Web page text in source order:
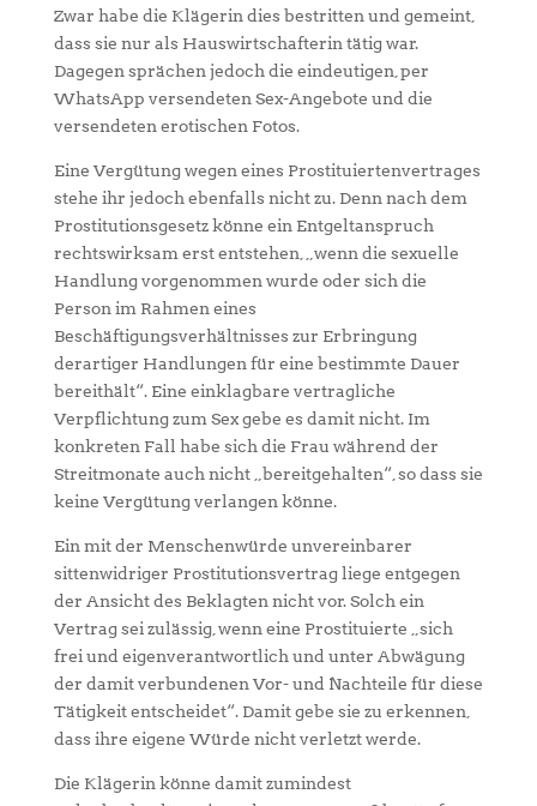
Zwar habe die Klägerin dies bestritten und gemeint,
dass sie nur als Hauswirtschafterin tätig war.
Dagegen sprächen jedoch die eindeutigen, per
WhatsApp versendeten Sex-Angebote und die
versendeten erotischen Fotos.
Eine Vergütung wegen eines Prostituiertenvertrages
stehe ihr jedoch ebenfalls nicht zu. Denn nach dem
Prostitutionsgesetz könne ein Entgeltanspruch
rechtswirksam erst entstehen, „wenn die sexuelle
Handlung vorgenommen wurde oder sich die
Person im Rahmen eines
Beschäftigungsverhältnisses zur Erbringung
derartiger Handlungen für eine bestimmte Dauer
bereithält“. Eine einklagbare vertragliche
Verpflichtung zum Sex gebe es damit nicht. Im
konkreten Fall habe sich die Frau während der
Streitmonate auch nicht „bereitgehalten“, so dass sie
keine Vergütung verlangen könne.
Ein mit der Menschenwürde unvereinbarer
sittenwidriger Prostitutionsvertrag liege entgegen
der Ansicht des Beklagten nicht vor. Solch ein
Vertrag sei zulässig, wenn eine Prostituierte „sich
frei und eigenverantwortlich und unter Abwägung
der damit verbundenen Vor- und Nachteile für diese
Tätigkeit entscheidet“. Damit gebe sie zu erkennen,
dass ihre eigene Würde nicht verletzt werde.
Die Klägerin könne damit zumindest